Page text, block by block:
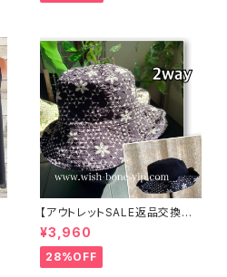
【アウトレットSALE返品交換不
可8/20まで】ワッフル立体フラワ
ー＆無地 2way リバーシブルハ
ット・ワイヤー入り変形ハット・フ
ラワー帽子【ブラック】
¥3,960
28%OFF